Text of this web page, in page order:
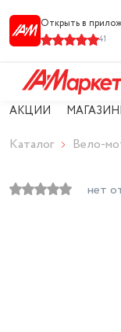
Открыть в
41
АКЦИИ
Каталог Вело-
нет